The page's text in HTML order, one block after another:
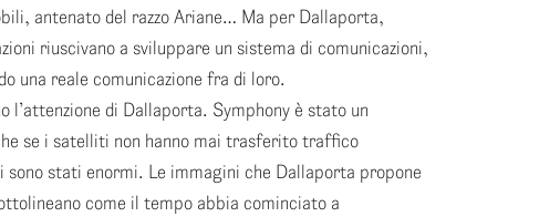
antenato del razzo Ariane… Ma per Dallaporta,
riuscivano a sviluppare un sistema di comunicazioni,
una reale comunicazione fra di loro.
di Dallaporta. Symphony è stato un
se i satelliti non hanno mai trasferito traffico
stati enormi. Le immagini che Dallaporta propone
come il tempo abbia cominciato a